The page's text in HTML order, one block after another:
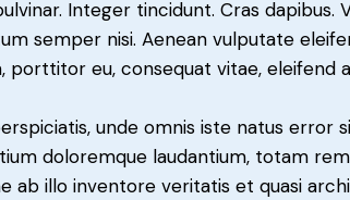
Integer tincidunt. Cras dapibus.
semper nisi. Aenean vulputate
porttitor eu, consequat vitae, eleifend
unde omnis iste natus error
doloremque laudantium, totam
ab illo inventore veritatis et quasi